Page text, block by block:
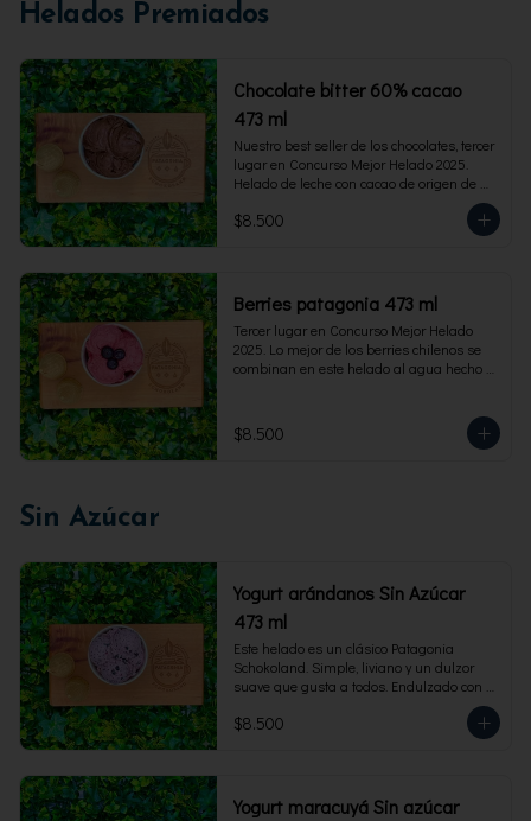
Helados Premiados
Chocolate bitter 60% cacao
473 ml
Nuestro best seller de los chocolates, tercer
lugar en Concurso Mejor Helado 2025.
Helado de leche con cacao de origen de
intensidad al 60%. Envase familiar 473 ml,
rinde 4  porciones.
$8.500
Berries patagonia 473 ml
Tercer lugar en Concurso Mejor Helado
2025. Lo mejor de los berries chilenos se
combinan en este helado al agua hecho
473 ml. Rinde 4 porciones.
$8.500
Sin Azúcar
Yogurt arándanos Sin Azúcar
473 ml
Este helado es un clásico Patagonia
Schokoland. Simple, liviano y un dulzor
suave que gusta a todos. Endulzado con
fructosa.Envase familiar 473 ml. Rinde 4
porciones.
$8.500
Yogurt maracuyá Sin azúcar